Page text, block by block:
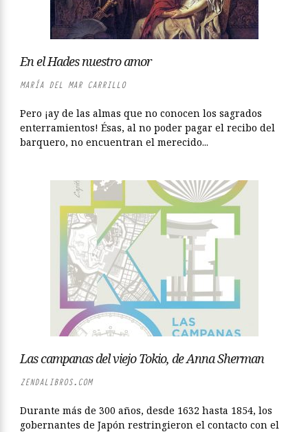
En el Hades nuestro amor
MARÍA DEL MAR CARRILLO
Pero ¡ay de las almas que no conocen los sagrados
enterramientos! Ésas, al no poder pagar el recibo del
barquero, no encuentran el merecido...
Las campanas del viejo Tokio, de Anna Sherman
ZENDALIBROS.COM
Durante más de 300 años, desde 1632 hasta 1854, los
gobernantes de Japón restringieron el contacto con el